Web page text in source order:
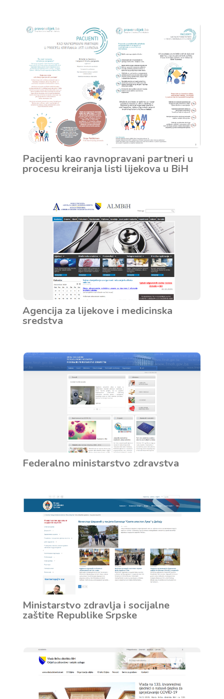
Pacijenti kao ravnopravani partneri u
procesu kreiranja listi lijekova u BiH
Agencija za lijekove i medicinska
sredstva
Federalno ministarstvo zdravstva
Ministarstvo zdravlja i socijalne
zaštite Republike Srpske